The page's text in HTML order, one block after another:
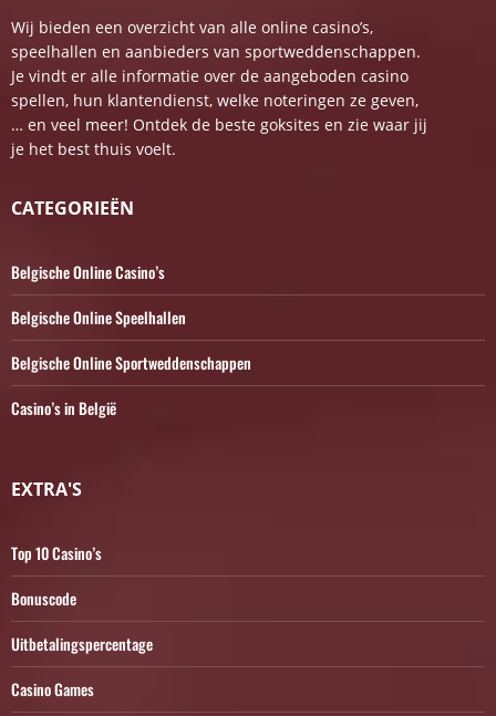
Wij bieden een overzicht van alle online casino’s,
speelhallen en aanbieders van sportweddenschappen.
Je vindt er alle informatie over de aangeboden casino
spellen, hun klantendienst, welke noteringen ze geven,
… en veel meer! Ontdek de beste goksites en zie waar jij
je het best thuis voelt.
CATEGORIEËN
Belgische Online Casino’s
Belgische Online Speelhallen
Belgische Online Sportweddenschappen
Casino’s in België
EXTRA'S
Top 10 Casino’s
Bonuscode
Uitbetalingspercentage
Casino Games